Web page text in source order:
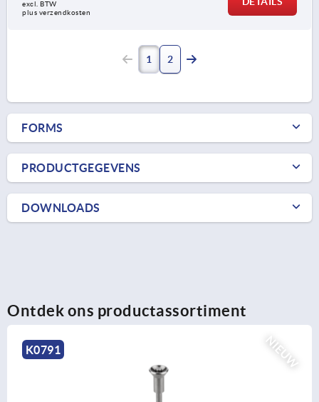
excl. BTW
plus verzendkosten
1 2
FORMS
PRODUCTGEGEVENS
DOWNLOADS
Ontdek ons productassortiment